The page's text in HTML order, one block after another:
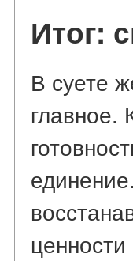
Итог:
В суете